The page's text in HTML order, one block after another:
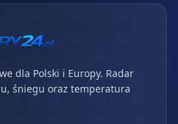
dla Polski i Europy. Radar
śniegu oraz temperatura